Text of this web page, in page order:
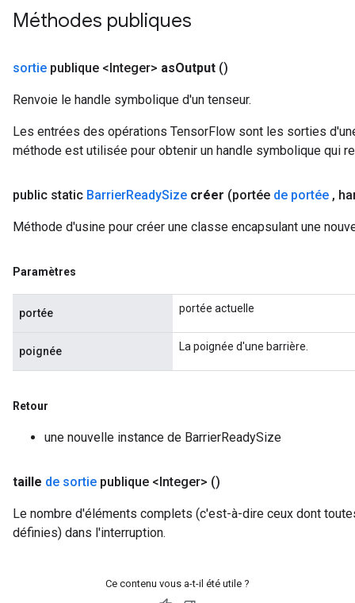
Méthodes publiques
sortie publique <Integer> asOutput ()
Renvoie le handle symbolique d'un tenseur.
Les entrées des opérations TensorFlow sont les sorties
méthode est utilisée pour obtenir un handle symbolique qui
public static BarrierReadySize créer (portée de portée ,
Méthode d'usine pour créer une classe encapsulant une
Paramètres
portée portée actuelle
poignée La poignée d'une barrière.
Retour
une nouvelle instance de BarrierReadySize
taille de sortie publique <Integer> ()
Le nombre d'éléments complets (c'est-à-dire ceux dont
définies) dans l'interruption.
Ce contenu vous a-t-il été utile ?